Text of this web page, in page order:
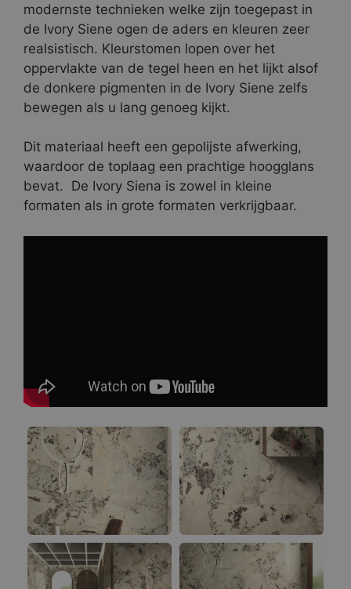
modernste technieken welke zijn toegepast in
de Ivory Siene ogen de aders en kleuren zeer
realsistisch. Kleurstomen lopen over het
oppervlakte van de tegel heen en het lijkt alsof
de donkere pigmenten in de Ivory Siene zelfs
bewegen als u lang genoeg kijkt.
Dit materiaal heeft een gepolijste afwerking,
waardoor de toplaag een prachtige hoogglans
bevat. De Ivory Siena is zowel in kleine
formaten als in grote formaten verkrijgbaar.